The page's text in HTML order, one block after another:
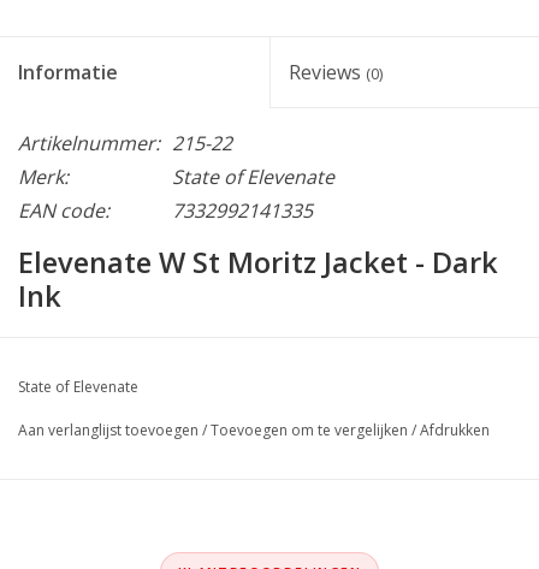
Informatie Reviews (0)
Artikelnummer: 215-22
Merk:
State of Elevenate
EAN code:
7332992141335
Elevenate W St Moritz Jacket - Dark
Ink
State of Elevenate
Aan verlanglijst toevoegen /Toevoegen om te vergelijken /Afdrukken